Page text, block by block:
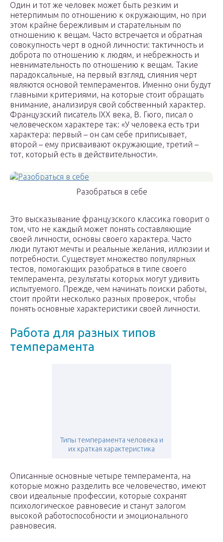
Один и тот же человек может быть резким и
нетерпимым по отношению к окружающим, но при
этом крайне бережливым и старательным по
отношению к вещам. Часто встречается и обратная
совокупность черт в одной личности: тактичность и
доброта по отношению к людям, и небрежность и
невнимательность по отношению к вещам. Такие
парадоксальные, на первый взгляд, слияния черт
являются основой темпераментов. Именно они будут
главными критериями, на которые стоит обращать
внимание, анализируя свой собственный характер.
Французский писатель IXX века, В. Гюго, писал о
человеческом характере так: «У человека есть три
характера: первый – он сам себе приписывает,
второй – ему присваивают окружающие, третий –
тот, который есть в действительности».
Разобраться в себе
Это высказывание французского классика говорит о
том, что не каждый может понять составляющие
своей личности, основы своего характера. Часто
люди путают мечты и реальные желания, иллюзии и
потребности. Существует множество популярных
тестов, помогающих разобраться в типе своего
темперамента, результаты которых могут удивить
испытуемого. Прежде, чем начинать поиски работы,
стоит пройти несколько разных проверок, чтобы
понять основные характеристики своей личности.
Работа для разных типов
темперамента
Типы темперамента человека и
их краткая характеристика
Описанные основные четыре темперамента, на
которые можно разделить все человечество, имеют
свои идеальные профессии, которые сохранят
психологическое равновесие и станут залогом
высокой работоспособности и эмоционального
равновесия.